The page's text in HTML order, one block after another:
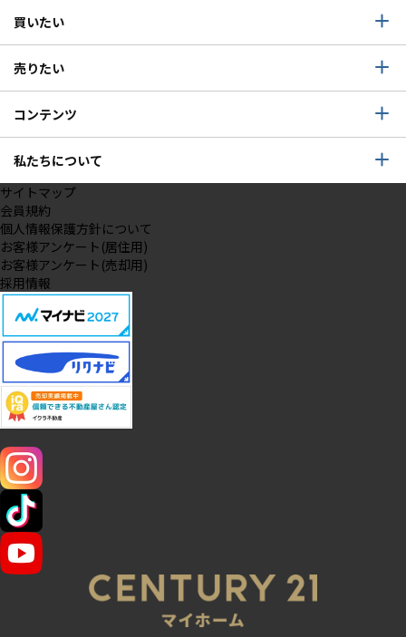
買いたい
売りたい
コンテンツ
私たちについて
サイトマップ
会員規約
個人情報保護方針について
お客様アンケート(居住用)
お客様アンケート(売却用)
採用情報